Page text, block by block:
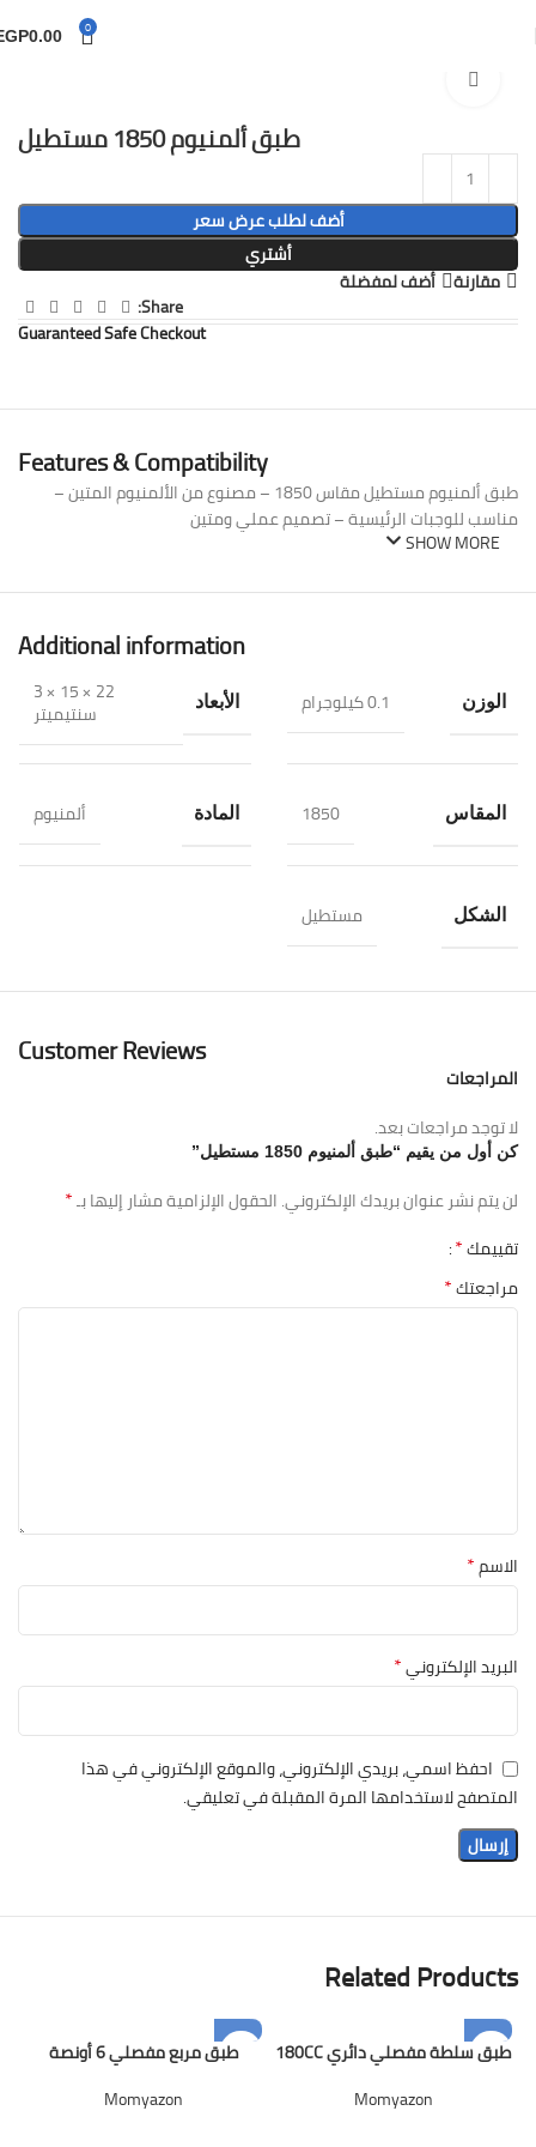
0
0.00
طبق ألمنيوم 1850 مستطيل
أضف لطلب عرض سعر
أشتري
مقارنة أضف لمفضلة
Share:
Guaranteed Safe Checkout
Features & Compatibility
طبق ألمنيوم مستطيل مقاس 1850 – مصنوع من الألمنيوم المتين –
مناسب للوجبات الرئيسية – تصميم عملي ومتين
SHOW MORE
Additional information
الوزن 0.1 كيلوجرام الأبعاد 22 × 15 × 3
سنتيميتر
المقاس 1850 المادة ألمنيوم
الشكل مستطيل
Customer Reviews
المراجعات
لا توجد مراجعات بعد.
كن أول من يقيم “طبق ألمنيوم 1850 مستطيل”
لن يتم نشر عنوان بريدك الإلكتروني.الحقول الإلزامية مشار إليها بـ*
تقييمك*
مراجعتك*
الاسم*
البريد الإلكتروني*
احفظ اسمي، بريدي الإلكتروني، والموقع الإلكتروني في هذا
المتصفح لاستخدامها المرة المقبلة في تعليقي.
Related Products
طبق سلطة مفصلي دائري 180CC
Momyazon
طبق مربع مفصلي 6 أونصة
Momyazon